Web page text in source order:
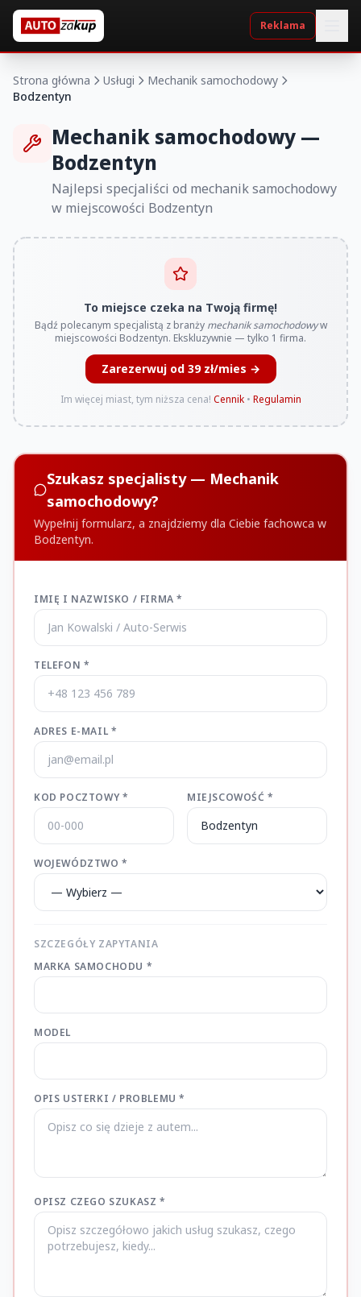
Reklama
Strona główna Usługi
Mechanik samochodowy
Bodzentyn
Mechanik samochodowy —
Bodzentyn
Najlepsi specjaliści od mechanik samochodowy
w miejscowości Bodzentyn
To miejsce czeka na Twoją firmę!
Bądź polecanym specjalistą z branży mechanik samochodowyw
miejscowości Bodzentyn. Ekskluzywnie — tylko 1 firma.
Zarezerwuj od 39 zł/mies →
Im więcej miast, tym niższa cena! Cennik• Regulamin
Szukasz specjalisty — Mechanik
samochodowy?
Wypełnij formularz, a znajdziemy dla Ciebie fachowca w
Bodzentyn.
IMIĘ I NAZWISKO / FIRMA *
TELEFON *
ADRES E-MAIL *
KOD POCZTOWY * MIEJSCOWOŚĆ *
WOJEWÓDZTWO *
SZCZEGÓŁY ZAPYTANIA
MARKA SAMOCHODU *
MODEL
OPIS USTERKI / PROBLEMU *
OPISZ CZEGO SZUKASZ *